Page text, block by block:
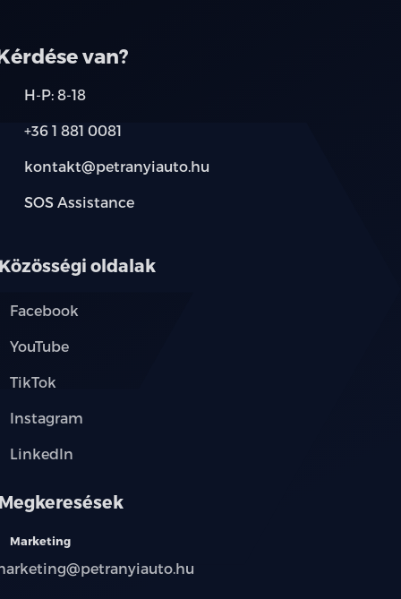
van?
H-P: 8-18
+36 1 881 0081
kontakt@petranyiauto.hu
SOS Assistance
oldalak
Facebook
YouTube
TikTok
Instagram
LinkedIn
Marketing